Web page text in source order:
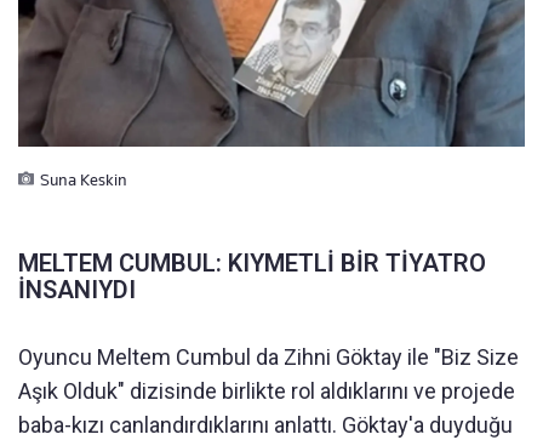
Suna Keskin
MELTEM CUMBUL: KIYMETLİ BİR TİYATRO
İNSANIYDI
Oyuncu Meltem Cumbul da Zihni Göktay ile "Biz Size
Aşık Olduk" dizisinde birlikte rol aldıklarını ve projede
baba-kızı canlandırdıklarını anlattı. Göktay'a duyduğu